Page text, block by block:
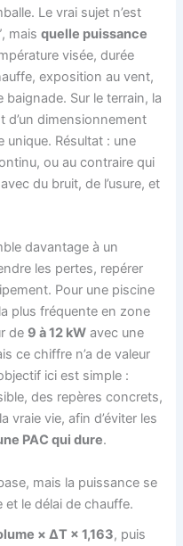
Le vrai sujet n’est
maisquelle puissance
visée, durée
exposition au vent,
Sur le terrain, la
d’un dimensionnement
unique. Résultat : une
ou au contraire qui
du bruit, de l’usure, et
davantage à un
les pertes, repérer
Pour une piscine
plus fréquente en zone
de 9 à 12 kW avec une
ce chiffre n’a de valeur
ici est simple :
des repères concrets,
vraie vie, afin d’éviter les
PAC qui dure.
mais la puissance se
et le délai de chauffe.
× ΔT × 1,163, puis